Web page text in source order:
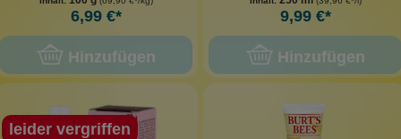
6,99 €*
Hinzufügen
9,99 €*
Hinzufügen
leider vergriffen